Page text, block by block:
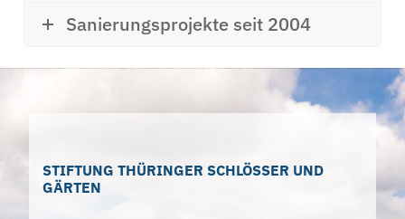
Sanierungsprojekte seit 2004
STIFTUNG THÜRINGER SCHLÖSSER UND
GÄRTEN